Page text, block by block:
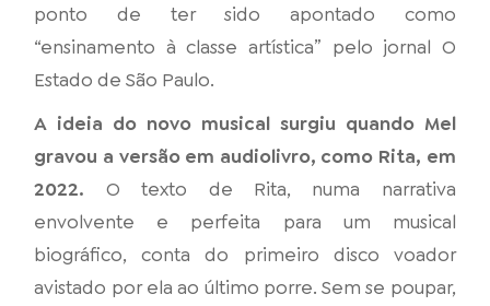
ponto de ter sido apontado como
“ensinamento à classe artística” pelo jornal O
Estado de São Paulo.
A ideia do novo musical surgiu quando Mel
gravou a versão em audiolivro, como Rita, em
2022. O texto de Rita, numa narrativa
envolvente e perfeita para um musical
biográfico, conta do primeiro disco voador
avistado por ela ao último porre. Sem se poupar,